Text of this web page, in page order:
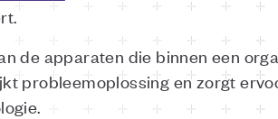
de apparaten die binnen een
probleemoplossing en zorgt